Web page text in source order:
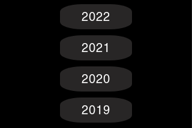
2022
2021
2020
2019